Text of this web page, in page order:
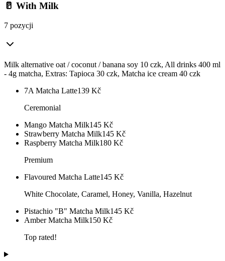
🥛 With Milk
7 pozycji
Milk alternative oat / coconut / banana soy 10 czk, All drinks 400 ml
- 4g matcha, Extras: Tapioca 30 czk, Matcha ice cream 40 czk
7A Matcha Latte139 Kč
Ceremonial
Mango Matcha Milk145 Kč
Strawberry Matcha Milk145 Kč
Raspberry Matcha Milk180 Kč
Premium
Flavoured Matcha Latte145 Kč
White Chocolate, Caramel, Honey, Vanilla, Hazelnut
Pistachio "B" Matcha Milk145 Kč
Amber Matcha Milk150 Kč
Top rated!